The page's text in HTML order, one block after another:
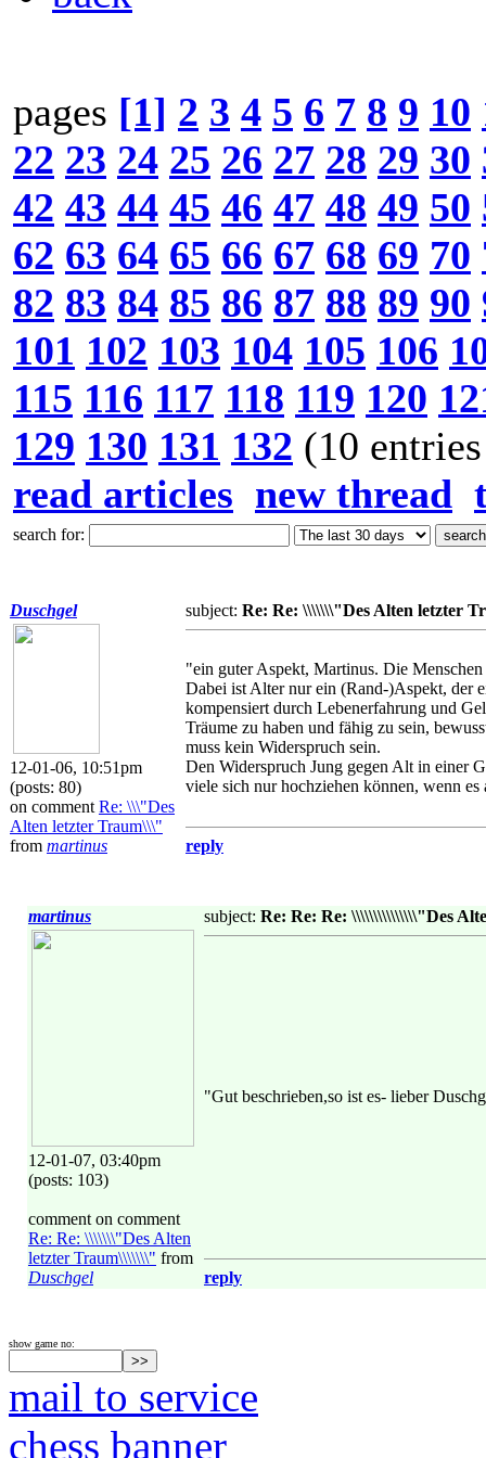
pages [1] 2 3 4 5 6 7 8 9 10
22 23 24 25 26 27 28 29 30
42 43 44 45 46 47 48 49 50
62 63 64 65 66 67 68 69 70
82 83 84 85 86 87 88 89 90
101 102 103 104 105 106
115 116 117 118 119 120
129 130 131 132 (10
read articles new thread
search for:
Duschgel
12-01-06, 10:51pm
(posts: 80)
on comment Re: \\\"Des
Alten letzter Traum\\\"
from martinus
subject: Re: Re: \\\\\\\"Des Alten letzter
"ein guter Aspekt, Martinus. Die
Dabei ist Alter nur ein (Rand-)Aspekt, der
kompensiert durch Lebenerfahrung und
Träume zu haben und fähig zu sein,
muss kein Widerspruch sein.
Den Widerspruch Jung gegen Alt in einer
viele sich nur hochziehen können, wenn es
reply
martinus
12-01-07, 03:40pm
(posts: 103)
comment on comment
Re: Re: \\\\\\\"Des Alten
letzter Traum\\\\\\\" from
Duschgel
subject: Re: Re: Re: \\\\\\\\\\\\\\\"Des
"Gut beschrieben,so ist es- lieber
reply
show game no:
mail to service
chess banner